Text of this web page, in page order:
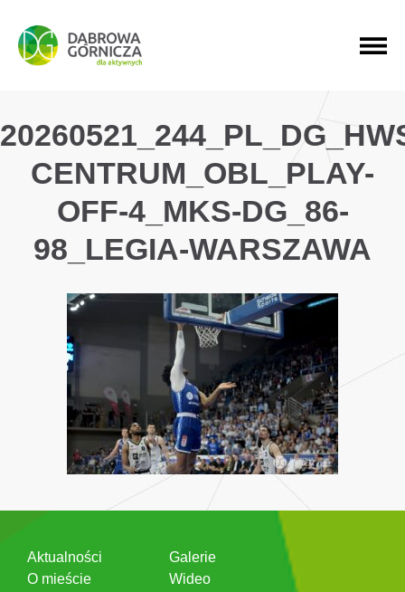
PRZEJDŹ DO MENU GŁÓWNEGO
PRZEJDŹ DO WYSZUKIWARKI
PRZEJDŹ DO TREŚCI
CENTRUM_OBL_PLAY-
OFF-4_MKS-DG_86-
98_LEGIA-WARSZAWA
Aktualności
O mieście
Galerie
Wideo